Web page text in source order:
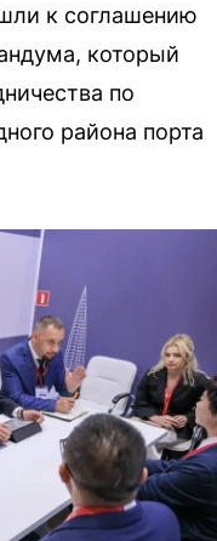
к соглашению
который
по
района порта